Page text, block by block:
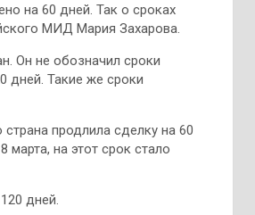
на 60 дней. Так о сроках
МИД Мария Захарова.
Он не обозначил сроки
дней. Такие же сроки
продлила сделку на 60
марта, на этот срок стало
дней.